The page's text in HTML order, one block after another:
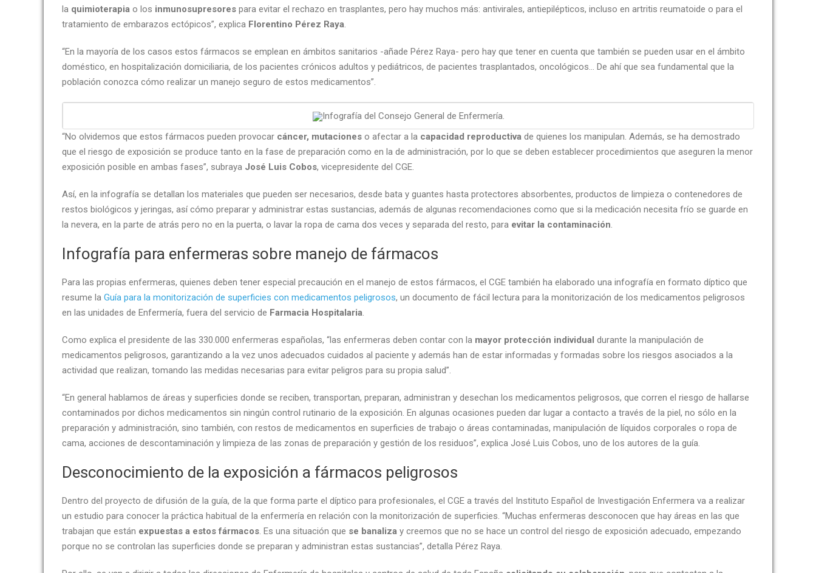
la quimioterapia o los inmunosupresores para evitar el rechazo en trasplantes, pero hay muchos más: antivirales, antiepilépticos, incluso en artritis reumatoide o para el
tratamiento de embarazos ectópicos”, explica Florentino Pérez Raya.
“En la mayoría de los casos estos fármacos se emplean en ámbitos sanitarios -añade Pérez Raya- pero hay que tener en cuenta que también se pueden usar en el ámbito
doméstico, en hospitalización domiciliaria, de los pacientes crónicos adultos y pediátricos, de pacientes trasplantados, oncológicos… De ahí que sea fundamental que la
población conozca cómo realizar un manejo seguro de estos medicamentos”.
Infografía del Consejo General de Enfermería.
“No olvidemos que estos fármacos pueden provocar cáncer, mutaciones o afectar a la capacidad reproductiva de quienes los manipulan. Además, se ha demostrado
que el riesgo de exposición se produce tanto en la fase de preparación como en la de administración, por lo que se deben establecer procedimientos que aseguren la menor
exposición posible en ambas fases”, subraya José Luis Cobos, vicepresidente del CGE.
Así, en la infografía se detallan los materiales que pueden ser necesarios, desde bata y guantes hasta protectores absorbentes, productos de limpieza o contenedores de
restos biológicos y jeringas, así cómo preparar y administrar estas sustancias, además de algunas recomendaciones como que si la medicación necesita frío se guarde en
la nevera, en la parte de atrás pero no en la puerta, o lavar la ropa de cama dos veces y separada del resto, para evitar la contaminación.
Infografía para enfermeras sobre manejo de fármacos
Para las propias enfermeras, quienes deben tener especial precaución en el manejo de estos fármacos, el CGE también ha elaborado una infografía en formato díptico que
resume la Guía para la monitorización de superficies con medicamentos peligrosos, un documento de fácil lectura para la monitorización de los medicamentos peligrosos
en las unidades de Enfermería, fuera del servicio de Farmacia Hospitalaria.
Como explica el presidente de las 330.000 enfermeras españolas, “las enfermeras deben contar con la mayor protección individual durante la manipulación de
medicamentos peligrosos, garantizando a la vez unos adecuados cuidados al paciente y además han de estar informadas y formadas sobre los riesgos asociados a la
actividad que realizan, tomando las medidas necesarias para evitar peligros para su propia salud”.
“En general hablamos de áreas y superficies donde se reciben, transportan, preparan, administran y desechan los medicamentos peligrosos, que corren el riesgo de hallarse
contaminados por dichos medicamentos sin ningún control rutinario de la exposición. En algunas ocasiones pueden dar lugar a contacto a través de la piel, no sólo en la
preparación y administración, sino también, con restos de medicamentos en superficies de trabajo o áreas contaminadas, manipulación de líquidos corporales o ropa de
cama, acciones de descontaminación y limpieza de las zonas de preparación y gestión de los residuos”, explica José Luis Cobos, uno de los autores de la guía.
Desconocimiento de la exposición a fármacos peligrosos
Dentro del proyecto de difusión de la guía, de la que forma parte el díptico para profesionales, el CGE a través del Instituto Español de Investigación Enfermera va a realizar
un estudio para conocer la práctica habitual de la enfermería en relación con la monitorización de superficies. “Muchas enfermeras desconocen que hay áreas en las que
trabajan que están expuestas a estos fármacos. Es una situación que se banaliza y creemos que no se hace un control del riesgo de exposición adecuado, empezando
porque no se controlan las superficies donde se preparan y administran estas sustancias”, detalla Pérez Raya.